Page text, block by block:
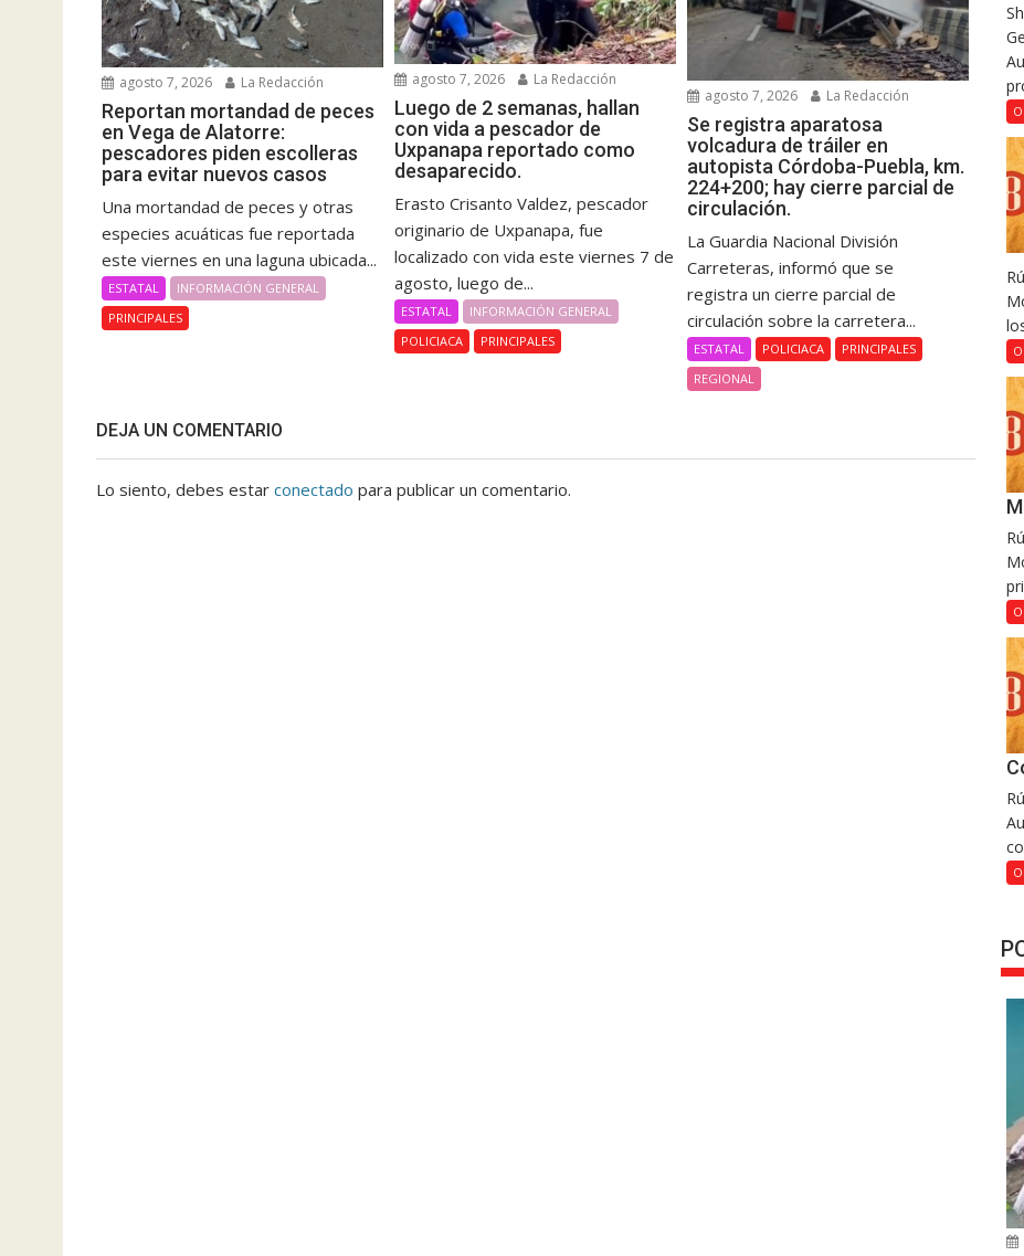
agosto 7, 2026 La Redacción
Reportan mortandad de peces
en Vega de Alatorre:
pescadores piden escolleras
para evitar nuevos casos
Una mortandad de peces y otras
especies acuáticas fue reportada
este viernes en una laguna ubicada...
ESTATAL
INFORMACIÓN GENERAL
PRINCIPALES
agosto 7, 2026 La Redacción
Luego de 2 semanas, hallan
con vida a pescador de
Uxpanapa reportado como
desaparecido.
Erasto Crisanto Valdez, pescador
originario de Uxpanapa, fue
localizado con vida este viernes 7 de
agosto, luego de...
ESTATAL
INFORMACIÓN GENERAL
POLICIACA
PRINCIPALES
agosto 7, 2026 La Redacción
Se registra aparatosa
volcadura de tráiler en
autopista Córdoba-Puebla, km.
224+200; hay cierre parcial de
circulación.
La Guardia Nacional División
Carreteras, informó que se
registra un cierre parcial de
circulación sobre la carretera...
ESTATAL POLICIACA
PRINCIPALES
REGIONAL
DEJA UN COMENTARIO
Lo siento, debes estar conectado para publicar un comentario.